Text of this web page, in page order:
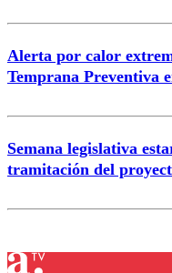
Alerta por calor
Temprana Preventiva
Semana legislativa
tramitación del